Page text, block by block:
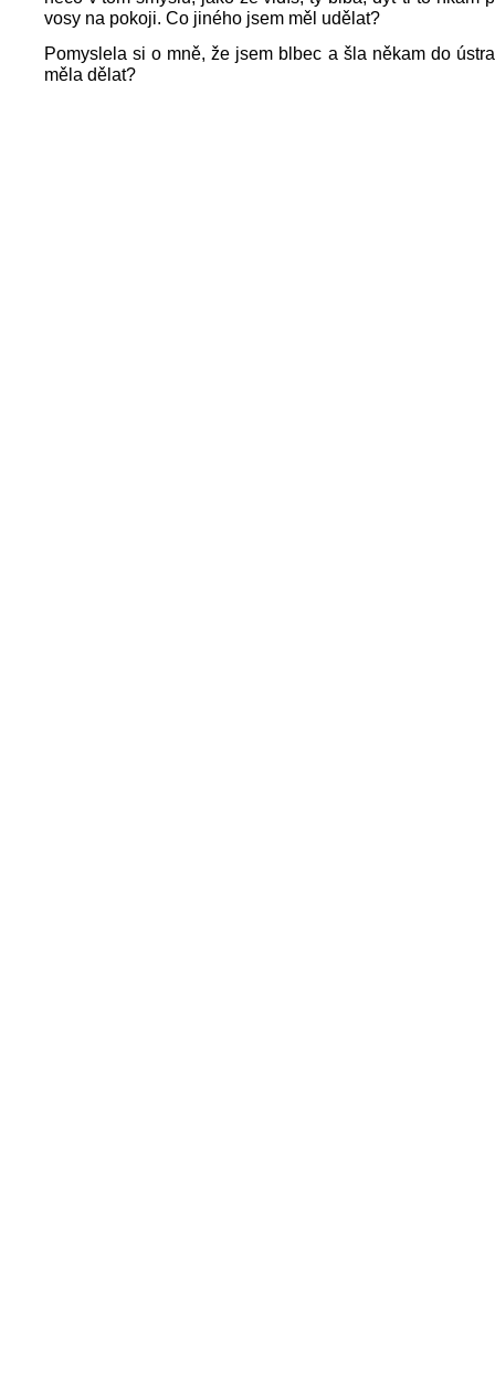
vosy na pokoji. Co jiného jsem měl udělat?
Pomyslela si o mně, že jsem blbec a šla někam do
měla dělat?